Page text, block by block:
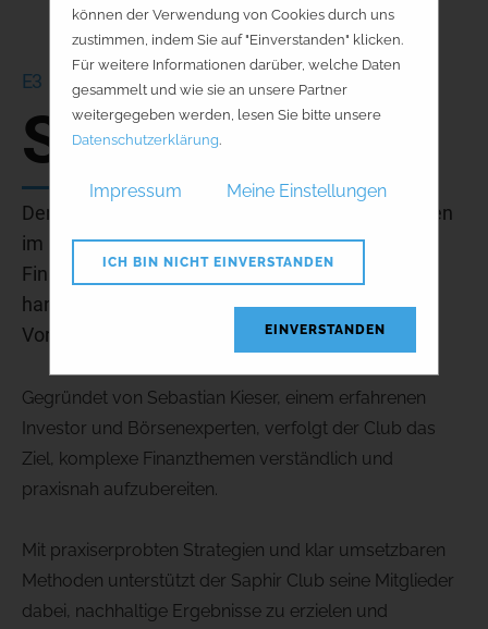
E3
Saphir Club
Der Saphir Club ist eine Community für Investoren
im DACH-Raum und bietet die Möglichkeit,
Finanzmärkte zu verstehen und strukturiert zu
handeln – unabhängig vom individuellen
Vorwissen.
Gegründet von Sebastian Kieser, einem erfahrenen
Investor und Börsenexperten, verfolgt der Club das
Ziel, komplexe Finanzthemen verständlich und
praxisnah aufzubereiten.
Mit praxiserprobten Strategien und klar umsetzbaren
Methoden unterstützt der Saphir Club seine Mitglieder
dabei, nachhaltige Ergebnisse zu erzielen und
können der Verwendung von Cookies durch uns
zustimmen, indem Sie auf "Einverstanden" klicken.
Für weitere Informationen darüber, welche Daten
gesammelt und wie sie an unsere Partner
weitergegeben werden, lesen Sie bitte unsere
Datenschutzerklärung.
Impressum Meine Einstellungen
ICH BIN NICHT EINVERSTANDEN
EINVERSTANDEN